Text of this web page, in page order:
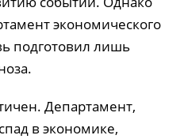
экономического
подготовил лишь
Департамент,
в экономике,